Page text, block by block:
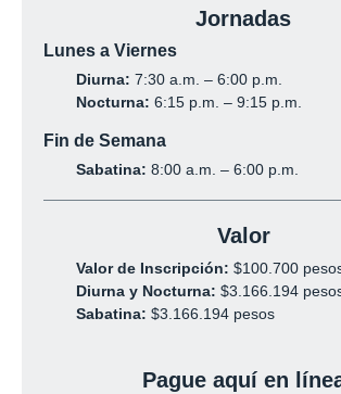
Jornadas
Lunes a Viernes
Diurna: 7:30 a.m. – 6:00 p.m.
Nocturna: 6:15 p.m. – 9:15 p.m.
Fin de Semana
Sabatina: 8:00 a.m. – 6:00 p.m.
Valor
Valor de Inscripción: $100.700
Diurna y Nocturna: $3.166.194
Sabatina: $3.166.194 pesos
Pague aquí en